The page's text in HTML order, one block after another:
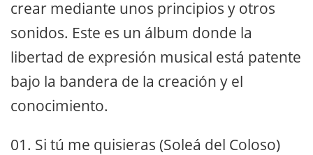
crear mediante unos principios y otros
sonidos. Este es un álbum donde la
libertad de expresión musical está patente
bajo la bandera de la creación y el
conocimiento.
01. Si tú me quisieras (Soleá del Coloso)